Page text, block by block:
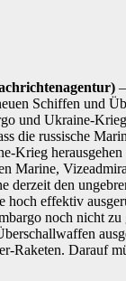
Schiffen und
und Ukraine-
die russische
Krieg
Marine,
derzeit den
hoch effektiv
noch nicht
Raketen. Darauf